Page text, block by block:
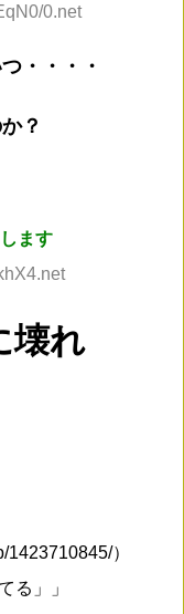
0.net
・・・・
？
ます
壊れ
）
る」」